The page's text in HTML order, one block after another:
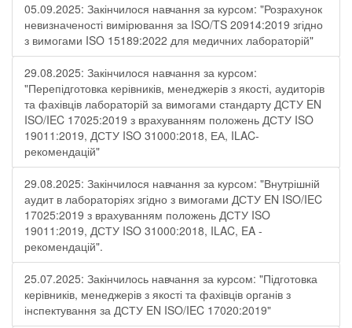
05.09.2025: Закінчилося навчання за курсом: "Розрахунок
невизначеності вимірювання за ISO/TS 20914:2019 згідно
з вимогами ISO 15189:2022 для медичних лабораторій"
29.08.2025: Закінчилося навчання за курсом:
"Перепідготовка керівників, менеджерів з якості, аудиторів
та фахівців лабораторій за вимогами стандарту ДСТУ EN
ISO/IEC 17025:2019 з врахуванням положень ДСТУ ISO
19011:2019, ДСТУ ISO 31000:2018, ЕА, ILAC-
рекомендацій"
29.08.2025: Закінчилося навчання за курсом: "Внутрішній
аудит в лабораторіях згідно з вимогами ДСТУ EN ISO/IEC
17025:2019 з врахуванням положень ДСТУ ISO
19011:2019, ДСТУ ISO 31000:2018, ILAC, EA -
рекомендацій".
25.07.2025: Закінчилось навчання за курсом: "Підготовка
керівників, менеджерів з якості та фахівців органів з
інспектування за ДСТУ EN ISO/IEC 17020:2019"